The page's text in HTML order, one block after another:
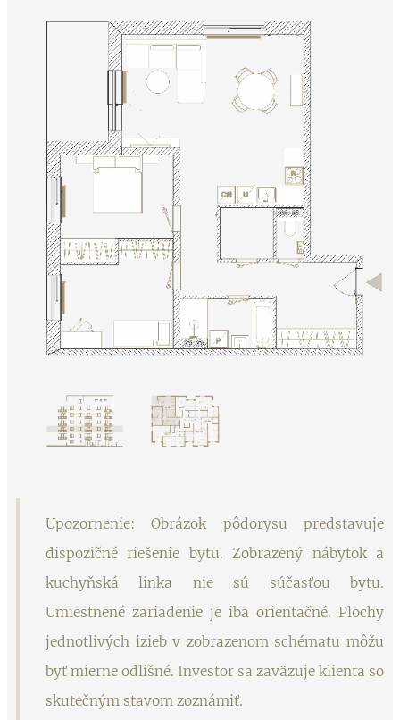
Upozornenie: Obrázok pôdorysu predstavuje
dispozičné riešenie bytu. Zobrazený nábytok a
kuchyňská linka nie sú súčasťou bytu.
Umiestnené zariadenie je iba orientačné. Plochy
jednotlivých izieb v zobrazenom schématu môžu
byť mierne odlišné. Investor sa zaväzuje klienta so
skutečným stavom zoznámiť.